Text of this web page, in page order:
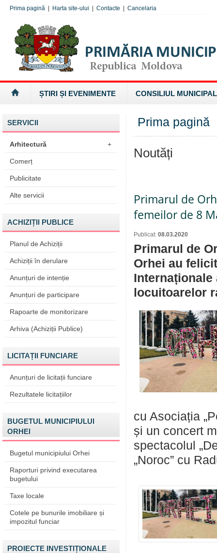
Prima pagină Harta site-ului Contacte Cancelaria
ȘTIRI ȘI EVENIMENTE CONSILIUL MUNICIPAL
SERVICII
Arhitectură +
Comerț
Publicitate
Alte servicii
ACHIZIȚII PUBLICE
Planul de Achiziții
Achiziții în derulare
Anunțuri de intenție
Anunțuri de participare
Rapoarte de monitorizare
Arhiva (Achiziții Publice)
LICITAȚII FUNCIARE
Anunțuri de licitații funciare
Rezultatele licitațiilor
BUGETUL MUNICIPIULUI
ORHEI
Bugetul municipiului Orhei
Raporturi privind executarea
bugetului
Taxe locale
Cotele pe bunurile imobiliare și
impozitul funciar
PROIECTE INVESTIȚIONALE
Prima pagină
Noutăți
Primarul de
femeilor de 8
Publicat: 08.03.2020
Primarul de
Orhei au
locuitoarelor
cu Asociația
și un concert
spectacolul
„Noroc” cu